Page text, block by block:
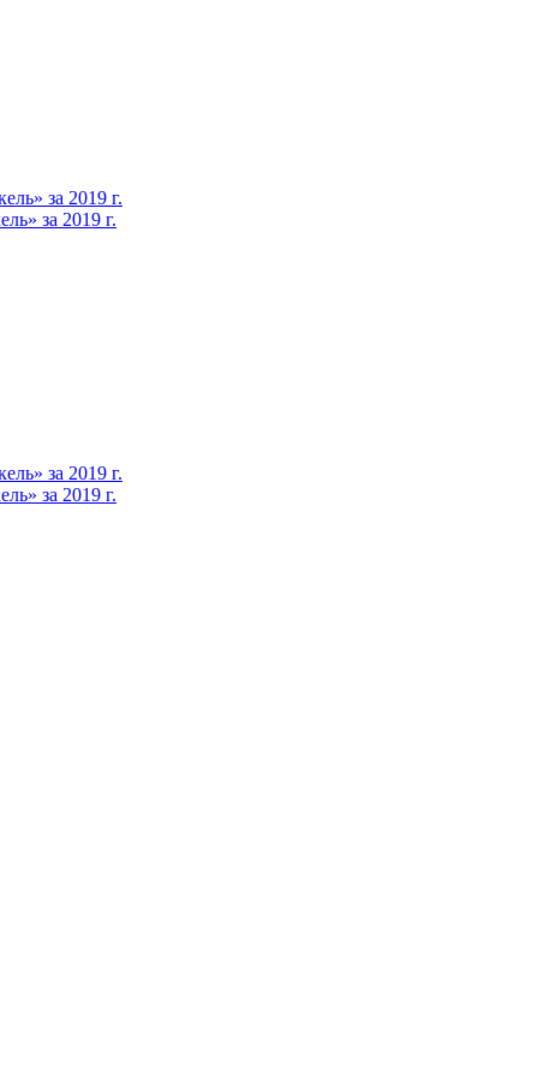
за 2019 г.
за 2019 г.
за 2019 г.
за 2019 г.